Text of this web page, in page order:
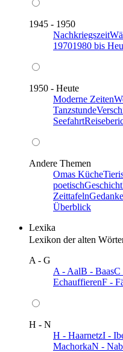
1945 - 1950
Nachkriegszeit
19701980 bis
1950 - Heute
Moderne Zeiten
Tanzstunde
Seefahrt
Andere Themen
Omas Küche
poetisch
Zeittafeln
Überblick
Lexika
Lexikon der alten
A - G
A - AalB - BaasC
EchauffierenF -
H - N
H - HaarnetzI -
MachorkaN -